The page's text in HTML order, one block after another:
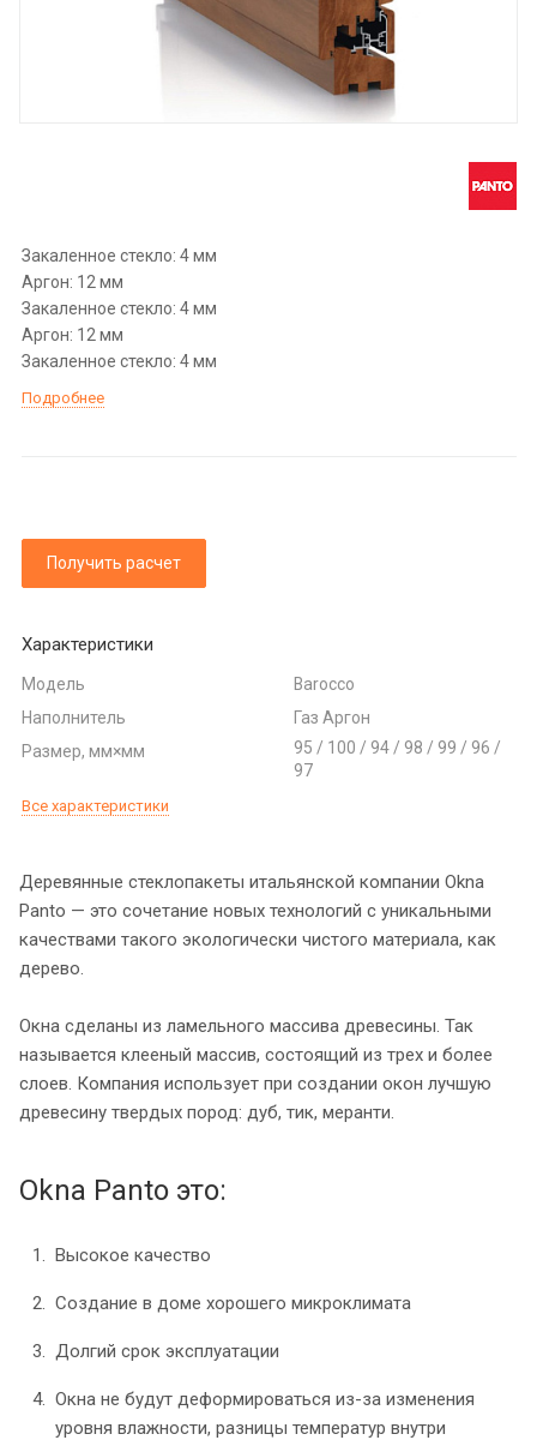
Закаленное стекло: 4 мм
Аргон: 12 мм
Закаленное стекло: 4 мм
Аргон: 12 мм
Закаленное стекло: 4 мм
Подробнее
Получить расчет
Характеристики
Модель
Barocco
Наполнитель
Газ Аргон
Размер, мм×мм
95 / 100 / 94 / 98 / 99 / 96 /
97
Все характеристики
Деревянные стеклопакеты итальянской компании Okna
Panto — это сочетание новых технологий с уникальными
качествами такого экологически чистого материала, как
дерево.
Окна сделаны из ламельного массива древесины. Так
называется клееный массив, состоящий из трех и более
слоев. Компания использует при создании окон лучшую
древесину твердых пород: дуб, тик, меранти.
Okna Panto это:
Высокое качество
Создание в доме хорошего микроклимата
Долгий срок эксплуатации
Окна не будут деформироваться из-за изменения
уровня влажности, разницы температур внутри